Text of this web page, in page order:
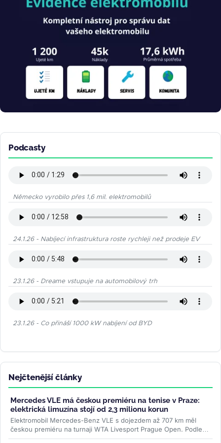
Podcasty
Německo vyrobilo přes 1,6 mil. elektromobilů
24.1.26 - Nabíjecí infrastruktura roste rychleji než prodeje EV
23.1.26 - Dreame vstupuje na automobilový trh
23.1.26 - Co přináší 1000 kW nabíjení od BYD
Nejčtenější články
Mercedes VLE má českou premiéru na tenise v Praze:
elektrická limuzína stojí od 2,3 milionu korun
Elektromobil Mercedes-Benz VLE s dojezdem až 707 km měl
českou premiéru na turnaji WTA Livesport Prague Open. Podle
konfigurátoru automobilky...>>